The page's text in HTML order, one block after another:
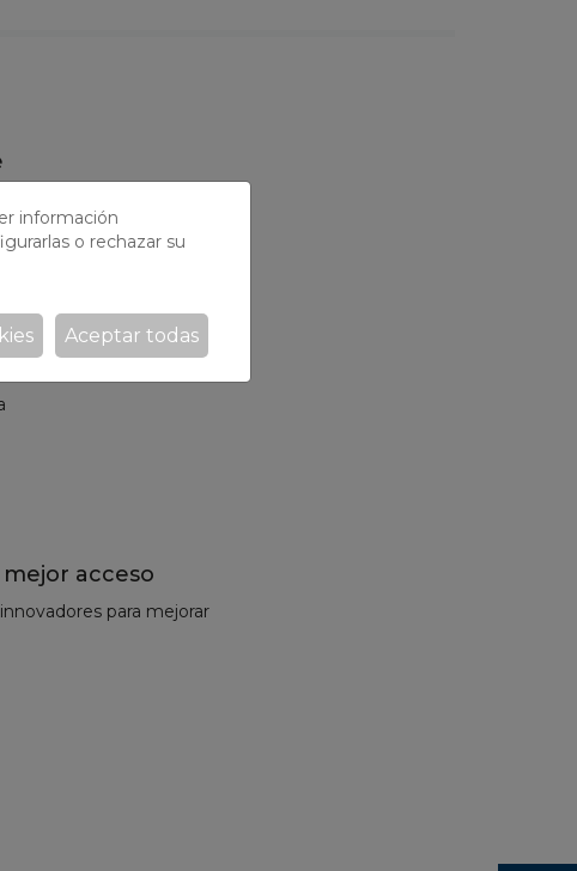
del tocador de
acceso
para mejorar
información
o rechazar su
Aceptar todas